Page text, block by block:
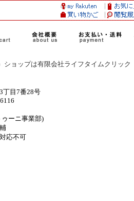
ショップは有限会社ライフタイムクリック
丁目7番28号
ーニ事業部)
応不可